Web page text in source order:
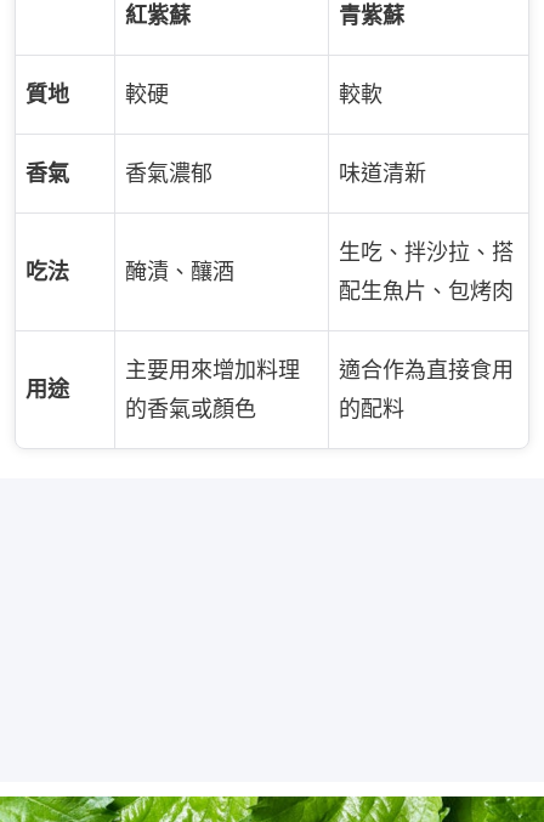
紅紫蘇 青紫蘇
質地 較硬 較軟
香氣 香氣濃郁 味道清新
吃法 醃漬、釀酒
生吃、拌沙拉、搭
配生魚片、包烤肉
用途
主要用來增加料理
的香氣或顏色
適合作為直接食用
的配料